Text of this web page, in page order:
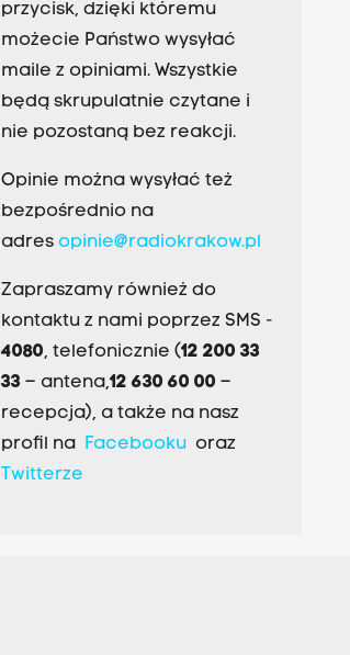
przycisk, dzięki któremu
możecie Państwo wysyłać
maile z opiniami. Wszystkie
będą skrupulatnie czytane i
nie pozostaną bez reakcji.
Opinie można wysyłać też
bezpośrednio na
adres opinie@radiokrakow.pl
Zapraszamy również do
kontaktu z nami poprzez SMS -
4080, telefonicznie (12 200 33
33– antena,12 630 60 00 –
recepcja), a także na nasz
profil na Facebookuoraz
Twitterze